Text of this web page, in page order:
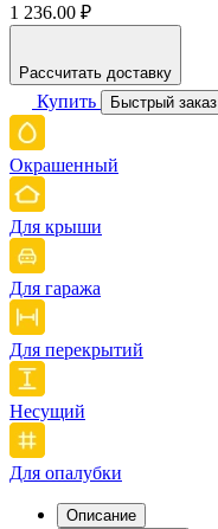
1 236.00 ₽
Рассчитать доставку
Купить Быстрый заказ
Окрашенный
Для крыши
Для гаража
Для перекрытий
Несущий
Для опалубки
Описание